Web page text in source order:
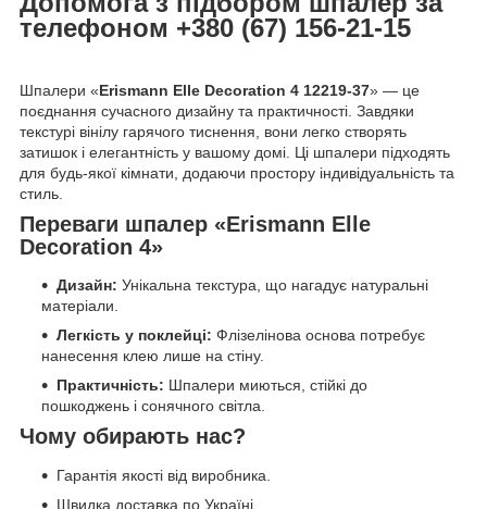
телефоном +380 (67) 156-21-15
Шпалери «Erismann Elle Decoration 4 12219-37» — це
поєднання сучасного дизайну та практичності. Завдяки
текстурі вінілу гарячого тиснення, вони легко створять
затишок і елегантність у вашому домі. Ці шпалери підходять
для будь-якої кімнати, додаючи простору індивідуальність та
стиль.
Переваги шпалер «Erismann Elle
Decoration 4»
Дизайн: Унікальна текстура, що нагадує натуральні
матеріали.
Легкість у поклейці: Флізелінова основа потребує
нанесення клею лише на стіну.
Практичність: Шпалери миються, стійкі до
пошкоджень і сонячного світла.
Чому обирають нас?
Гарантія якості від виробника.
Швидка доставка по Україні.